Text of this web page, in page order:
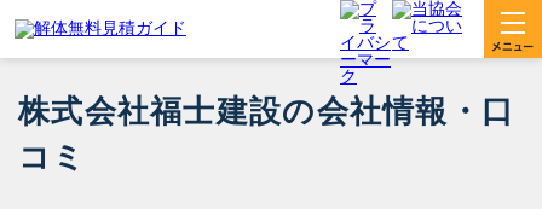
株式会社福士建設の会社情報・口
コミ